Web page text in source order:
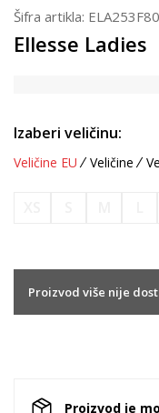
Šifra artikla:
Ellesse Ladies
Izaberi veličinu:
Veličine EU Veličine
Proizvod više nije
Proizvod je